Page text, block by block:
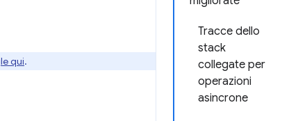
Tracce dello
stack
collegate per
operazioni
asincrone
qui.